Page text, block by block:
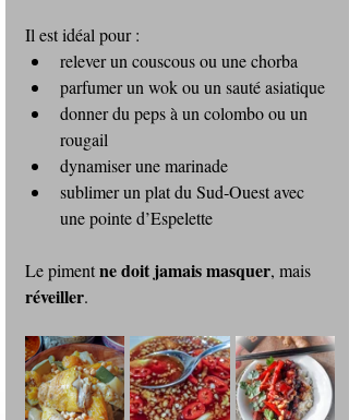
Il est idéal pour :
relever un couscous ou une chorba
parfumer un wok ou un sauté asiatique
donner du peps à un colombo ou un
rougail
dynamiser une marinade
sublimer un plat du Sud‑Ouest avec
une pointe d’Espelette
Le piment ne doit jamais masquer, mais
réveiller.